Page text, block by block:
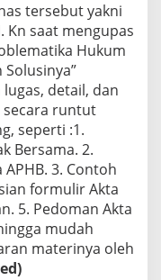
tersebut yakni
Kn saat mengupas
Hukum
Solusinya”
detail, dan
runtut
seperti :1.
Bersama. 2.
3. Contoh
formulir Akta
5. Pedoman Akta
mudah
materinya oleh